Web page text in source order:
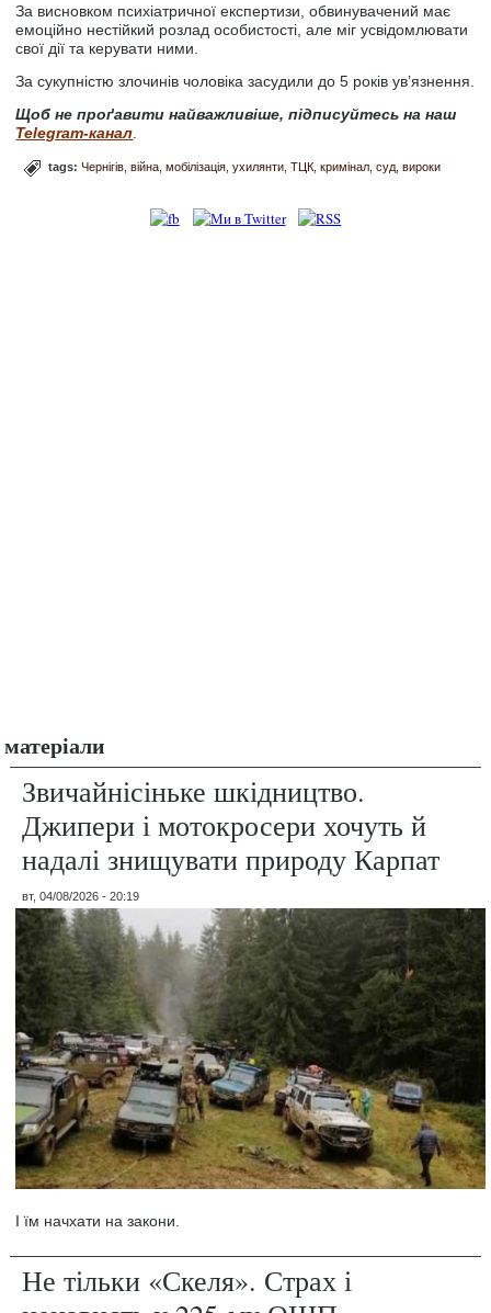
За висновком психіатричної експертизи, обвинувачений має
емоційно нестійкий розлад особистості, але міг усвідомлювати
свої дії та керувати ними.
За сукупністю злочинів чоловіка засудили до 5 років увʼязнення.
Щоб не проґавити найважливіше, підписуйтесь на наш
Telegram-канал
tags:Чернігів війна мобілізація ухилянти ТЦК кримінал суд вироки
матеріали
Звичайнісіньке шкідництво.
Джипери і мотокросери хочуть й
надалі знищувати природу Карпат
вт, 04/08/2026 - 20:19
І їм начхати на закони.
Не тільки «Скеля». Страх і